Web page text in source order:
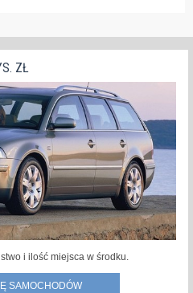
ZŁ
i ilość miejsca w środku.
SAMOCHODÓW